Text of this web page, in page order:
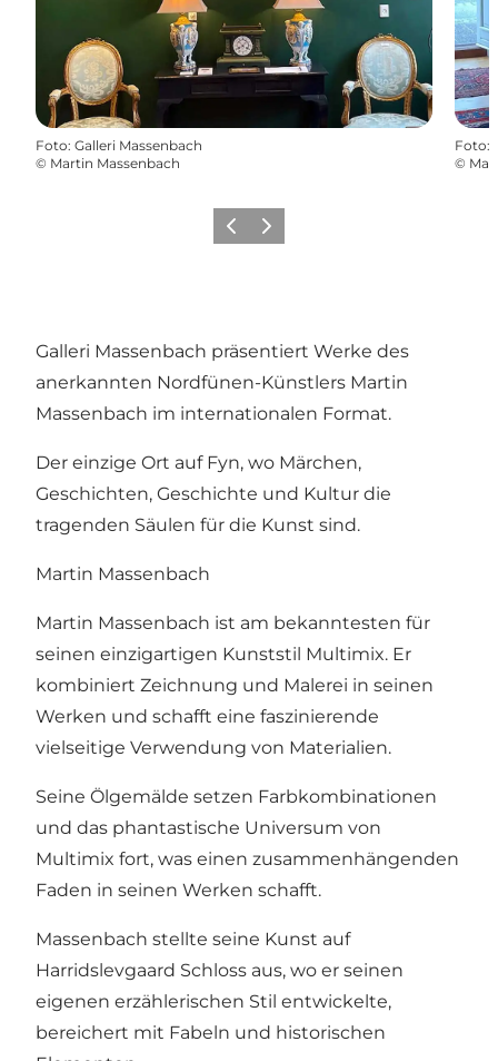
Foto: Galleri Massenbach
© Martin Massenbach
Foto:
©
ZurückWeiter
Galleri Massenbach präsentiert Werke des
anerkannten Nordfünen-Künstlers Martin
Massenbach im internationalen Format.
Der einzige Ort auf Fyn, wo Märchen,
Geschichten, Geschichte und Kultur die
tragenden Säulen für die Kunst sind.
Martin Massenbach
Martin Massenbach ist am bekanntesten für
seinen einzigartigen Kunststil Multimix. Er
kombiniert Zeichnung und Malerei in seinen
Werken und schafft eine faszinierende
vielseitige Verwendung von Materialien.
Seine Ölgemälde setzen Farbkombinationen
und das phantastische Universum von
Multimix fort, was einen zusammenhängenden
Faden in seinen Werken schafft.
Massenbach stellte seine Kunst auf
Harridslevgaard Schloss aus, wo er seinen
eigenen erzählerischen Stil entwickelte,
bereichert mit Fabeln und historischen